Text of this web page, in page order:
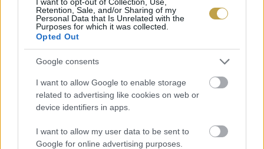
Retention, Sale, and/or Sharing of my
Personal Data that Is Unrelated with the
Purposes for which it was collected.
Opted Out
Google consents
I want to allow Google to enable storage
related to advertising like cookies on web or
device identifiers in apps.
I want to allow my user data to be sent to
Google for online advertising purposes.